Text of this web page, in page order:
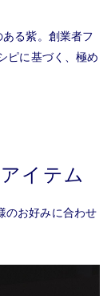
る紫。創業者フ
ピに基づく、極め
イテム
のお好みに合わせ